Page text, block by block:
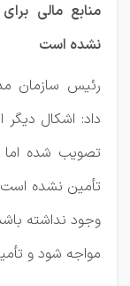
منابع مالی
نشده است
رئیس سازمان
داد: اشکال
تصویب شده اما
تأمین نشده است.
وجود نداشته
مواجه شود و